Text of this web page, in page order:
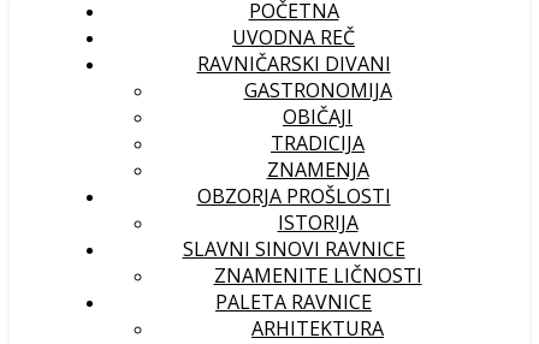
POČETNA
UVODNA REČ
RAVNIČARSKI DIVANI
GASTRONOMIJA
OBIČAJI
TRADICIJA
ZNAMENJA
OBZORJA PROŠLOSTI
ISTORIJA
SLAVNI SINOVI RAVNICE
ZNAMENITE LIČNOSTI
PALETA RAVNICE
ARHITEKTURA